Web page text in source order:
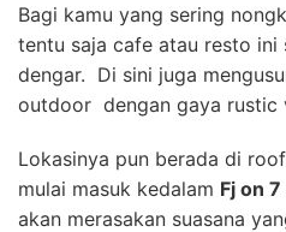
Bagi kamu yang sering
tentu saja cafe atau resto
dengar. Di sini juga
outdoor dengan gaya rustic
Lokasinya pun berada di
mulai masuk kedalam Fj on
akan merasakan suasana